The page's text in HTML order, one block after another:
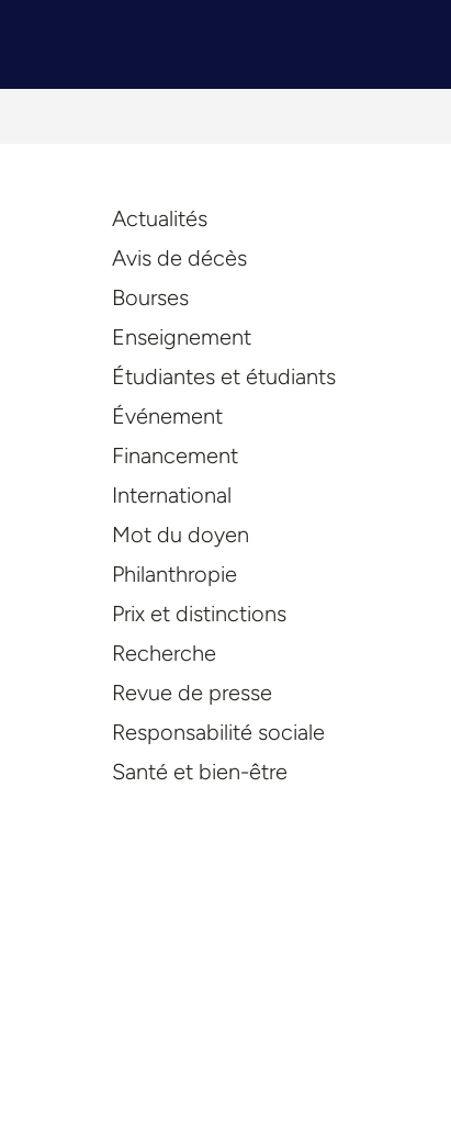
Actualités
Avis de décès
Bourses
Enseignement
Étudiantes et étudiants
Événement
Financement
International
Mot du doyen
Philanthropie
Prix et distinctions
Recherche
Revue de presse
Responsabilité sociale
Santé et bien-être